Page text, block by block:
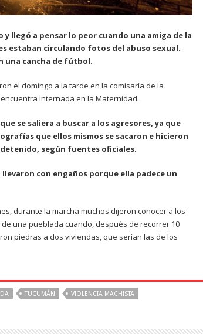
llegó a pensar lo peor cuando una amiga de la
estaban circulando fotos del abuso sexual.
una cancha de fútbol.
el domingo a la tarde en la comisaría de la
internada en la Maternidad.
se saliera a buscar a los agresores, ya que
que ellos mismos se sacaron e hicieron
según fuentes oficiales.
con engaños porque ella padece un
durante la marcha muchos dijeron conocer a los
una pueblada cuando, después de recorrer 10
piedras a dos viviendas, que serían las de los
TUCUMÁN VIOLENCIA MACHISTA